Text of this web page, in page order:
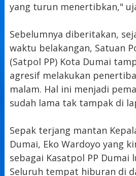
yang turun menertibkan,"
Sebelumnya diberitakan,
waktu belakangan, Satuan
(Satpol PP) Kota Dumai
agresif melakukan
malam. Hal ini menjadi
sudah lama tak tampak di
Sepak terjang mantan
Dumai, Eko Wardoyo yang
sebagai Kasatpol PP Dumai
Seluruh tempat hiburan di